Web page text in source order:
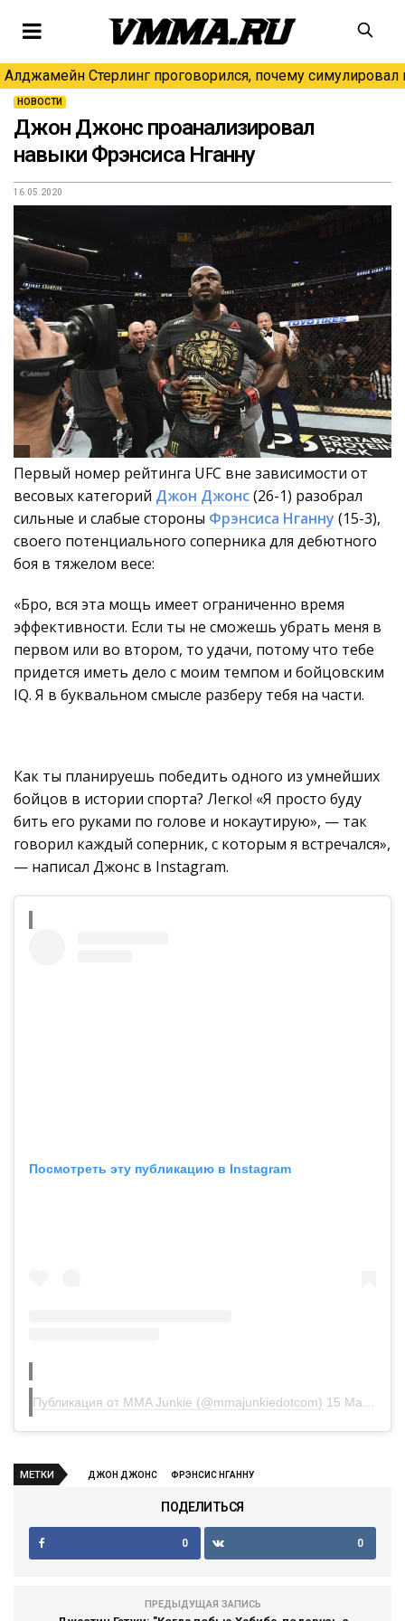
Алджамейн Стерлинг проговорился, почему симулировал
НОВОСТИ
Джон Джонс проанализировал
навыки Фрэнсиса Нганну
16.05.2020
Первый номер рейтинга UFC вне зависимости от
весовых категорий Джон Джонс(26-1) разобрал
сильные и слабые стороны Фрэнсиса Нганну (15-3),
своего потенциального соперника для дебютного
боя в тяжелом весе:
«Бро, вся эта мощь имеет ограниченно время
эффективности. Если ты не сможешь убрать меня в
первом или во втором, то удачи, потому что тебе
придется иметь дело с моим темпом и бойцовским
IQ. Я в буквальном смысле разберу тебя на части.
Как ты планируешь победить одного из умнейших
бойцов в истории спорта? Легко! «Я просто буду
бить его руками по голове и нокаутирую», — так
говорил каждый соперник, с которым я встречался»,
— написал Джонс в Instagram.
Посмотреть эту публикацию в Instagram
Публикация от MMA Junkie (@mmajunkiedotcom) 15 Май 2020 в 3:39 PDT
МЕТКИ ДЖОН ДЖОНС ФРЭНСИС НГАННУ
ПОДЕЛИТЬСЯ
0 0
ПРЕДЫДУЩАЯ ЗАПИСЬ